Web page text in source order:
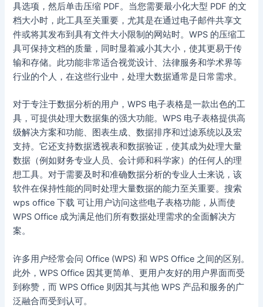
具选项，然后单击压缩 PDF。当您需要最小化大型 PDF 的文
档大小时，此工具至关重要，尤其是在通过电子邮件共享文
件或将其发布到具有文件大小限制的网站时。WPS 的压缩工
具可保持文档的质量，同时显着减小其大小，使其更易于传
输和存储。此功能非常适合视觉设计、法律服务和学术界等
行业的个人，在这些行业中，处理大数据通常是日常需求。
对于专注于数据分析的用户，WPS 电子表格是一款出色的工
具，可提供处理大数据集的强大功能。WPS 电子表格提供高
级解决方案和功能、图表生成、数据排序和过滤系统以及宏
支持。它还支持数据透视表和数据验证，使其成为处理大量
数据（例如财务专业人员、会计师和科学家）的任何人的理
想工具。对于需要及时和准确数据分析的专业人士来说，该
软件在保持性能的同时处理大量数据的能力至关重要。搜索
wps office 下载 可让用户访问这些电子表格功能，从而使
WPS Office 成为满足他们所有数据处理需求的全面解决方
案。
许多用户经常会问 Office (WPS) 和 WPS Office 之间的区别。
此外，WPS Office 因其更简单、更用户友好的用户界面而受
到称赞，而 WPS Office 则因其与其他 WPS 产品和服务的广
泛融合而受到认可。